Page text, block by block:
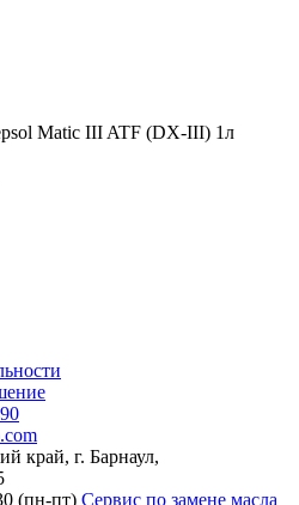
Matic III ATF (DX-III) 1л
край, г. Барнаул,
(пн-пт) Сервис по замене масла